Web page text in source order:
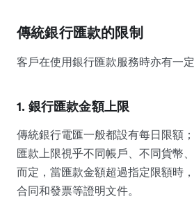
傳統銀行匯款的限制
客戶在使用銀行匯款服務時亦有一定
1. 銀行匯款金額上限
傳統銀行電匯一般都設有每日限額
匯款上限視乎不同帳戶、不同貨幣
而定，當匯款金額超過指定限額時
合同和發票等證明文件。